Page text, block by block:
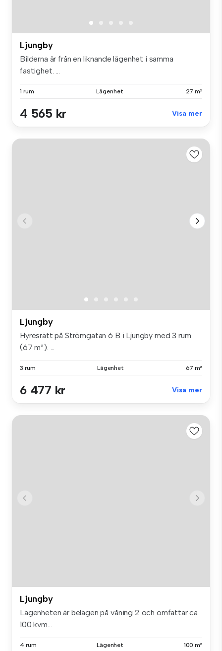
Ljungby
Bilderna är från en liknande lägenhet i samma
fastighet. ...
1 rum Lägenhet 27 m²
4 565 kr Visa mer
Ljungby
Hyresrätt på Strömgatan 6 B i Ljungby med 3 rum
(67 m²). ...
3 rum Lägenhet 67 m²
6 477 kr Visa mer
Ljungby
Lägenheten är belägen på våning 2 och omfattar ca
100 kvm...
4 rum Lägenhet 100 m²